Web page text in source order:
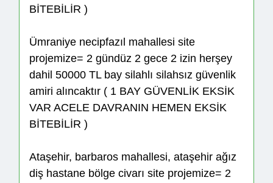
BİTEBİLİR )
Ümraniye necipfazıl mahallesi site
projemize= 2 gündüz 2 gece 2 izin herşey
dahil 50000 TL bay silahlı silahsız güvenlik
amiri alıncaktır ( 1 BAY GÜVENLİK EKSİK
VAR ACELE DAVRANIN HEMEN EKSİK
BİTEBİLİR )
Ataşehir, barbaros mahallesi, ataşehir ağız
diş hastane bölge civarı site projemize= 2